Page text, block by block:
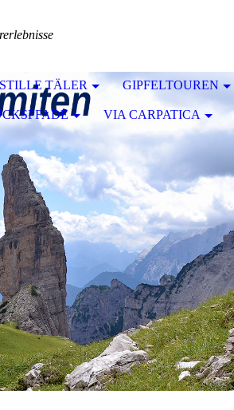
STILLE TÄLER GIPFELTOUREN
VIA CARPATICA